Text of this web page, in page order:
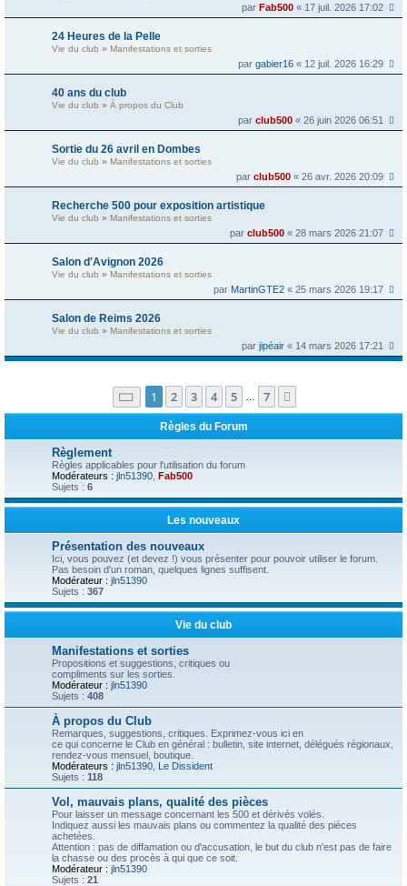
parFab500 « 17 juil. 2026 17:02
24 Heures de la Pelle
Vie du club » Manifestations et sorties
pargabier16 « 12 juil. 2026 16:29
40 ans du club
Vie du club » À propos du Club
parclub500 « 26 juin 2026 06:51
Sortie du 26 avril en Dombes
Vie du club » Manifestations et sorties
parclub500 « 26 avr. 2026 20:09
Recherche 500 pour exposition artistique
Vie du club » Manifestations et sorties
parclub500 « 28 mars 2026 21:07
Salon d'Avignon 2026
Vie du club » Manifestations et sorties
par MartinGTE2 « 25 mars 2026 19:17
Salon de Reims 2026
Vie du club » Manifestations et sorties
parjipéair « 14 mars 2026 17:21
Page 1sur7
1 2 3 4 5 7
Règles du Forum
Règlement
Règles applicables pour l'utilisation du forum
Modérateurs : jln51390 Fab500
Sujets : 6
Les nouveaux
Présentation des nouveaux
Ici, vous pouvez (et devez !) vous présenter pour pouvoir utiliser le forum.
Pas besoin d'un roman, quelques lignes suffisent.
Modérateur : jln51390
Sujets : 367
Vie du club
Manifestations et sorties
Propositions et suggestions, critiques ou
compliments sur les sorties.
Modérateur : jln51390
Sujets : 408
À propos du Club
Remarques, suggestions, critiques. Exprimez-vous ici en
ce qui concerne le Club en général : bulletin, site internet, délégués régionaux,
rendez-vous mensuel, boutique.
Modérateurs : jln51390 Le Dissident
Sujets : 118
Vol, mauvais plans, qualité des pièces
Pour laisser un message concernant les 500 et dérivés volés.
Indiquez aussi les mauvais plans ou commentez la qualité des pièces
achetées.
Attention : pas de diffamation ou d'accusation, le but du club n'est pas de faire
la chasse ou des procès à qui que ce soit.
Modérateur : jln51390
Sujets : 21